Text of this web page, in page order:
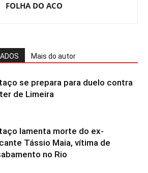
FOLHA DO ACO
Mais do autor
se prepara para duelo contra
de Limeira
lamenta morte do ex-
Tássio Maia, vítima de
no Rio